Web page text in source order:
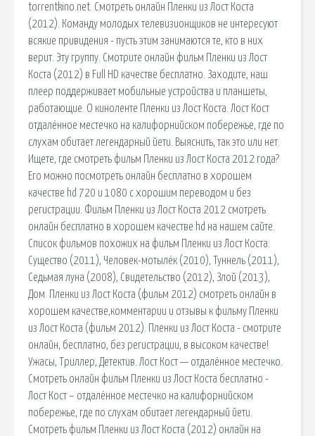
torrentkino.net. Смотреть онлайн Пленки из Лост Коста
(2012). Команду молодых телевизионщиков не интересуют
всякие привидения - пусть этим занимаются те, кто в них
верит. Эту группу. Смотрите онлайн фильм Пленки из Лост
Коста (2012) в Full HD качестве бесплатно. Заходите, наш
плеер поддерживает мобильные устройства и планшеты,
работающие. О киноленте Пленки из Лост Коста. Лост Кост
отдалённое местечко на калифорнийском побережье, где по
слухам обитает легендарный йети. Выяснить, так это или нет.
Ищете, где смотреть фильм Пленки из Лост Коста 2012 года?
Его можно посмотреть онлайн бесплатно в хорошем
качестве hd 720 и 1080 с хорошим переводом и без
регистрации. Фильм Пленки из Лост Коста 2012 смотреть
онлайн бесплатно в хорошем качестве hd на нашем сайте.
Список фильмов похожих на фильм Пленки из Лост Коста:
Существо (2011), Человек-мотылёк (2010), Туннель (2011),
Седьмая луна (2008), Свидетельство (2012), Злой (2013),
Дом. Пленки из Лост Коста (фильм 2012) смотреть онлайн в
хорошем качестве,комментарии и отзывы к фильму Пленки
из Лост Коста (фильм 2012). Пленки из Лост Коста - смотрите
онлайн, бесплатно, без регистрации, в высоком качестве!
Ужасы, Триллер, Детектив. Лост Кост — отдалённое местечко.
Смотреть онлайн фильм Пленки из Лост Коста бесплатно -
Лост Кост – отдалённое местечко на калифорнийском
побережье, где по слухам обитает легендарный йети.
Смотреть фильм Пленки из Лост Коста (2012) онлайн на